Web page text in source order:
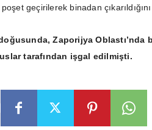
geçirilerek binadan
doğusunda, Zaporijya
tarafından işgal edilmişti.